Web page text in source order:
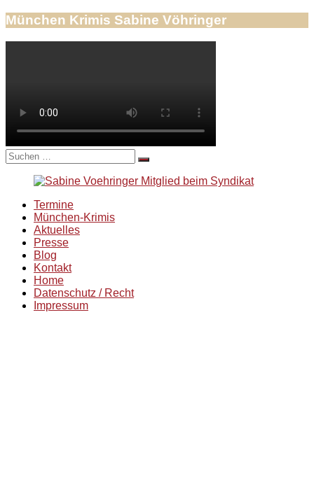
München Krimis Sabine Vöhringer
Suche
nach:
Termine
München-Krimis
Aktuelles
Presse
Blog
Kontakt
Home
Datenschutz / Recht
Impressum